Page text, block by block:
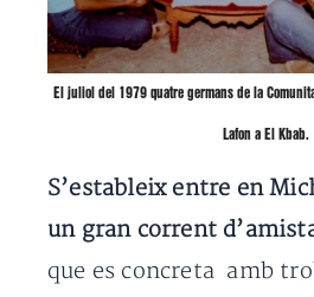
El juliol del 1979 quatre germans de la
Lafon a El Kbab.
S’estableix entre en
un gran corrent
que es concreta amb